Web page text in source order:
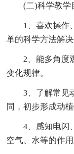
(二)科学教学
1、喜欢操作、
单的科学方法解
2、能多角度观
变化规律。
3、了解常见动
同，初步形成动植
4、感知电闪、
空气、水等的作用